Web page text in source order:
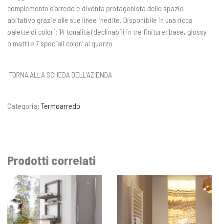
complemento d’arredo e diventa protagonista dello spazio
abitativo grazie alle sue linee inedite. Disponibile in una ricca
palette di colori: 14 tonalità (declinabili in tre finiture: base, glossy
o matt) e 7 speciali colori al quarzo
TORNA ALLA SCHEDA DELL’AZIENDA
Categoria: Termoarredo
Prodotti correlati